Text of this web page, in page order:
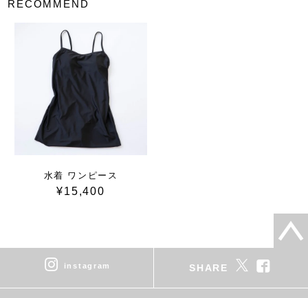
RECOMMEND
水着 ワンピース
¥15,400
instagram SHARE